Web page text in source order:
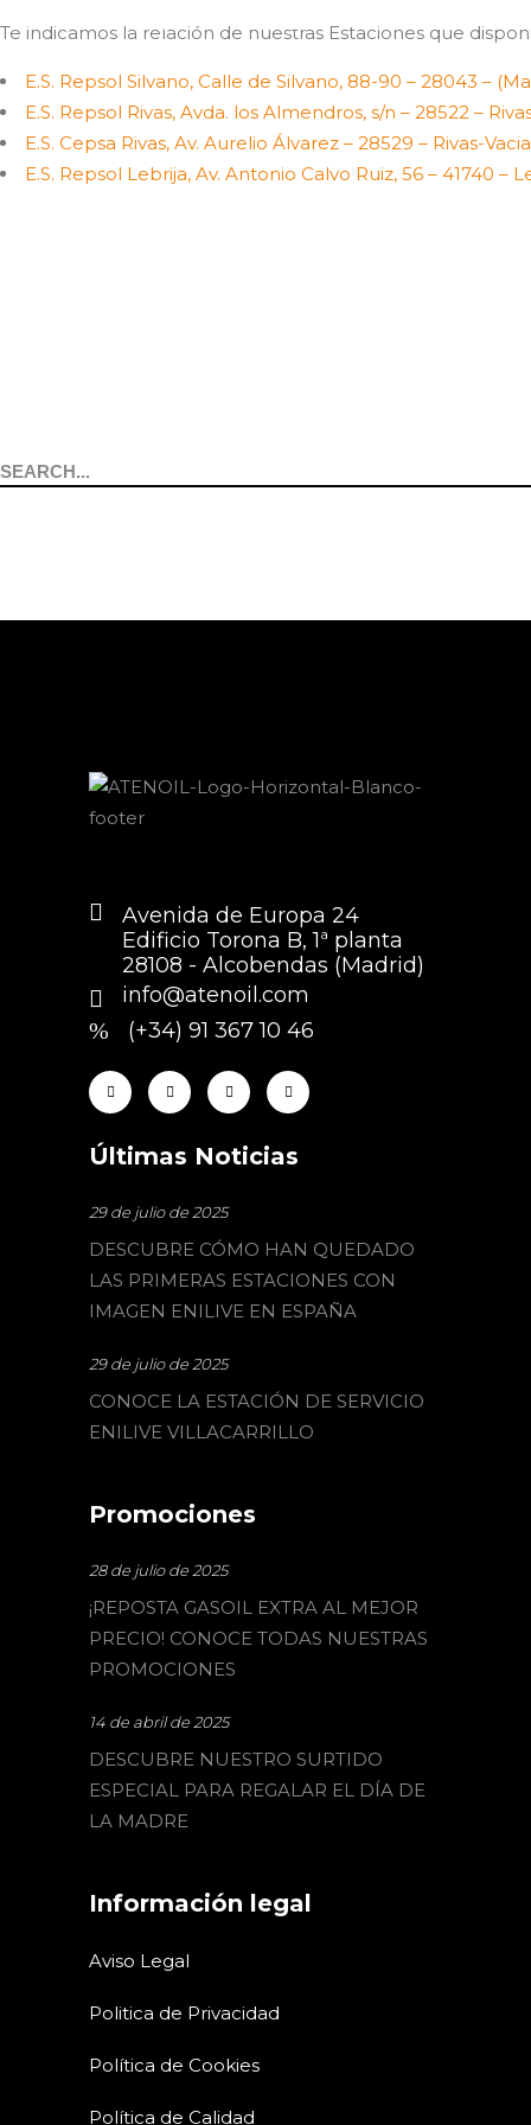
NOTICIAS
Te indicamos la relación de nuestras Estaciones que
E.S. Repsol Silvano, Calle de Silvano, 88-90 – 28043 –
E.S. Repsol Rivas, Avda. los Almendros, s/n – 28522 –
E.S. Cepsa Rivas, Av. Aurelio Álvarez – 28529 – Rivas-
E.S. Repsol Lebrija, Av. Antonio Calvo Ruiz, 56 – 41740 –
Search
Avenida de Europa 24
Edificio Torona B, 1ª planta
28108 - Alcobendas (Madrid)
info@atenoil.com
(+34) 91 367 10 46
Últimas Noticias
29 de julio de 2025
DESCUBRE CÓMO HAN QUEDADO
LAS PRIMERAS ESTACIONES CON
IMAGEN ENILIVE EN ESPAÑA
29 de julio de 2025
CONOCE LA ESTACIÓN DE SERVICIO
ENILIVE VILLACARRILLO
Promociones
28 de julio de 2025
¡REPOSTA GASOIL EXTRA AL MEJOR
PRECIO! CONOCE TODAS NUESTRAS
PROMOCIONES
14 de abril de 2025
DESCUBRE NUESTRO SURTIDO
ESPECIAL PARA REGALAR EL DÍA DE
LA MADRE
Información legal
Aviso Legal
Politica de Privacidad
Política de Cookies
Política de Calidad